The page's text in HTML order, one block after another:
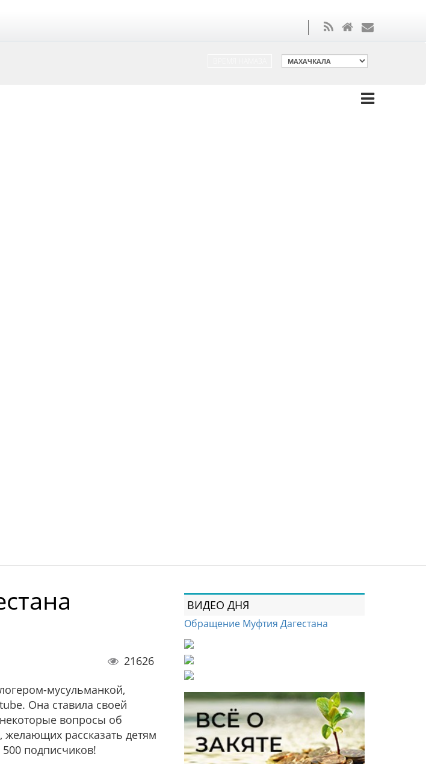
21626
мусульманкой,
Она ставила своей
вопросы об
желающих рассказать детям
подписчиков!
ВИДЕО ДНЯ
Обращение Муфтия Дагестана